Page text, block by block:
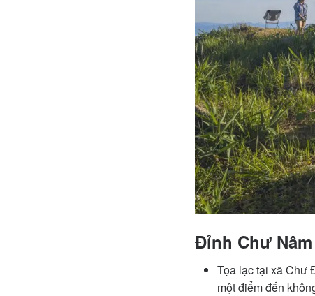
Đỉnh Chư Nâm
Tọa lạc tại xã Chư
một điểm đến